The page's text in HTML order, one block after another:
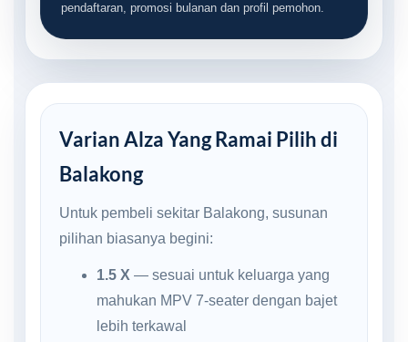
pendaftaran, promosi bulanan dan profil pemohon.
Varian Alza Yang Ramai Pilih di
Balakong
Untuk pembeli sekitar Balakong, susunan
pilihan biasanya begini:
1.5 X — sesuai untuk keluarga yang
mahukan MPV 7-seater dengan bajet
lebih terkawal